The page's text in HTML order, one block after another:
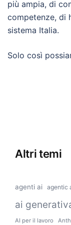
più ampia, di
competenze, di
sistema Italia.
Solo così
Altri temi
agenti ai agentic
ai
AI per il lavoro